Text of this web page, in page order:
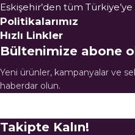
Eskişehir’den tüm
Politikalarımız
Hızlı Linkler
Bültenimize abone
Yeni ürünler, kampanyalar ve
haberdar olun.
Takipte Kalın!